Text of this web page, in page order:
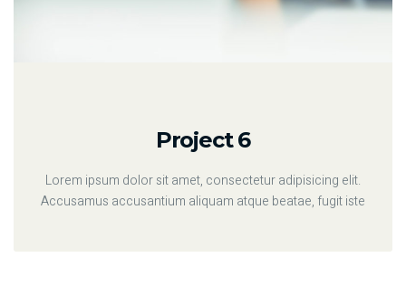
Project 6
Lorem ipsum dolor sit amet, consectetur adipisicing elit.
Accusamus accusantium aliquam atque beatae, fugit iste